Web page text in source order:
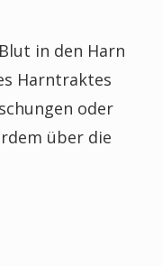
in den Harn
Harntraktes
oder
über die